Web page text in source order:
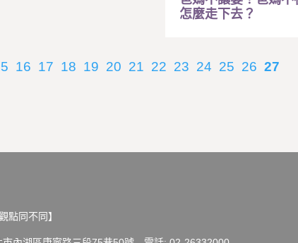
怎麼走下去？
16 17 18 19 20 21 22 23 24 25 26 27
點同不同】